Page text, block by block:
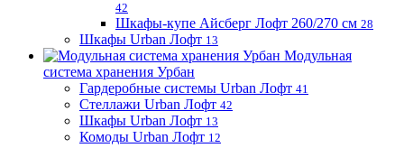
42
Шкафы-купе Айсберг Лофт 260/270 см 28
Шкафы Urban Лофт 13
Модульная
система хранения Урбан
Гардеробные системы Urban Лофт 41
Стеллажи Urban Лофт 42
Шкафы Urban Лофт 13
Комоды Urban Лофт 12